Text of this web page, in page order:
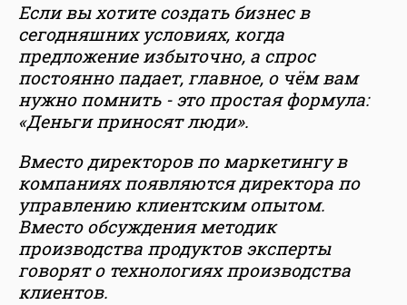
Если вы хотите создать бизнес в
сегодняшних условиях, когда
предложение избыточно, а спрос
постоянно падает, главное, о чём вам
нужно помнить - это простая формула:
«Деньги приносят люди».
Вместо директоров по маркетингу в
компаниях появляются директора по
управлению клиентским опытом.
Вместо обсуждения методик
производства продуктов эксперты
говорят о технологиях производства
клиентов.